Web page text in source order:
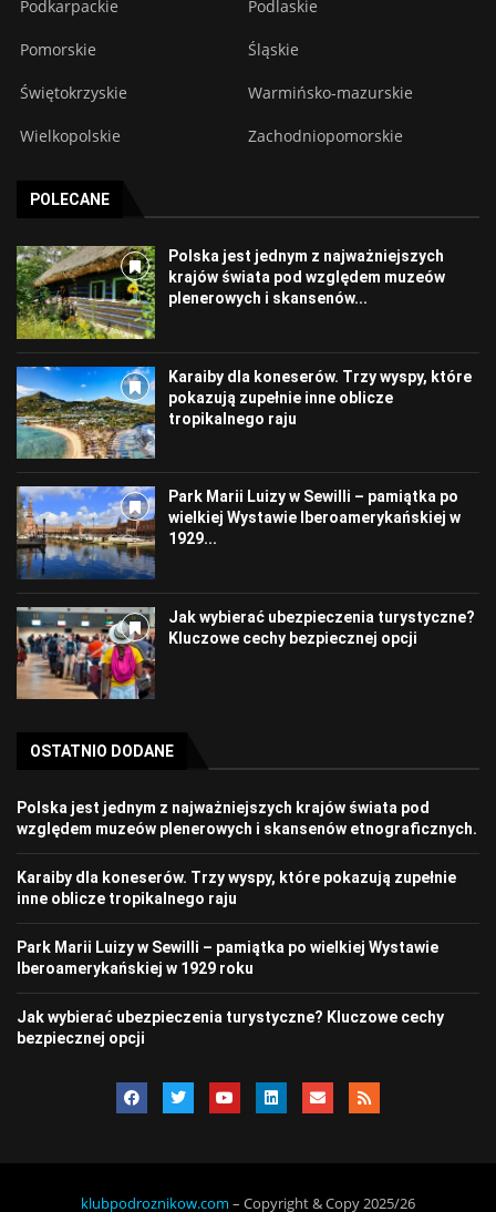
Podkarpackie Podlaskie
Pomorskie Śląskie
Świętokrzyskie Warmińsko-mazurskie
Wielkopolskie Zachodniopomorskie
POLECANE
Polska jest jednym z najważniejszych
krajów świata pod względem muzeów
plenerowych i skansenów...
Karaiby dla koneserów. Trzy wyspy, które
pokazują zupełnie inne oblicze
tropikalnego raju
Park Marii Luizy w Sewilli – pamiątka po
wielkiej Wystawie Iberoamerykańskiej w
1929...
Jak wybierać ubezpieczenia turystyczne?
Kluczowe cechy bezpiecznej opcji
OSTATNIO DODANE
Polska jest jednym z najważniejszych krajów świata pod
względem muzeów plenerowych i skansenów etnograficznych.
Karaiby dla koneserów. Trzy wyspy, które pokazują zupełnie
inne oblicze tropikalnego raju
Park Marii Luizy w Sewilli – pamiątka po wielkiej Wystawie
Iberoamerykańskiej w 1929 roku
Jak wybierać ubezpieczenia turystyczne? Kluczowe cechy
bezpiecznej opcji
klubpodroznikow.com – Copyright & Copy 2025/26